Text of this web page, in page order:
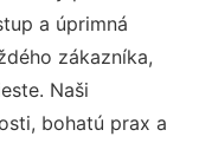
a úprimná
zákazníka,
Naši
bohatú prax a